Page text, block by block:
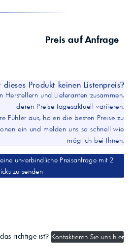
Preis auf Anfrage
dieses Produkt keinen Listenpreis?
und Lieferanten zusammen,
deren Preise tagesaktuell variieren.
Fühler aus, holen die besten Preise zu
ein und melden uns so schnell wie
möglich bei Ihnen.
unverbindliche Preisanfrage mit 2
zu senden
richtige ist? Kontaktieren Sie uns hier